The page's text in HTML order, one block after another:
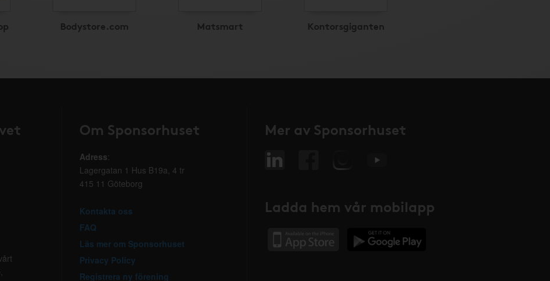
Bodystore.com Matsmart Kontorsgiganten
Om Sponsorhuset
Adress:
Lagergatan 1 Hus B19a, 4 tr
415 11 Göteborg
Kontakta oss
FAQ
Läs mer om Sponsorhuset
Privacy Policy
Registrera ny förening
Mer av Sponsorhuset
Ladda hem vår mobilapp